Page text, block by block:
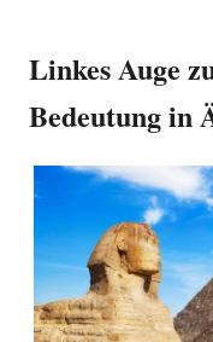
Linkes Auge
Bedeutung in